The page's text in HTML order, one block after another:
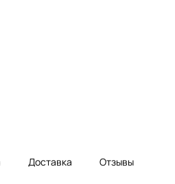
Доставка Отзывы